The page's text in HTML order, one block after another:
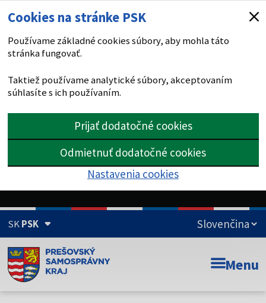
Cookies na stránke PSK
Používame základné cookies súbory, aby mohla táto
stránka fungovať.
Taktiež používame analytické súbory, akceptovaním
súhlasíte s ich používaním.
Prijať dodatočné cookies
Odmietnuť dodatočné cookies
Nastavenia cookies
SKPSK
Doména psk.sk je oficiálna
Toto je oficiálna webová stránka Prešovského
Menu